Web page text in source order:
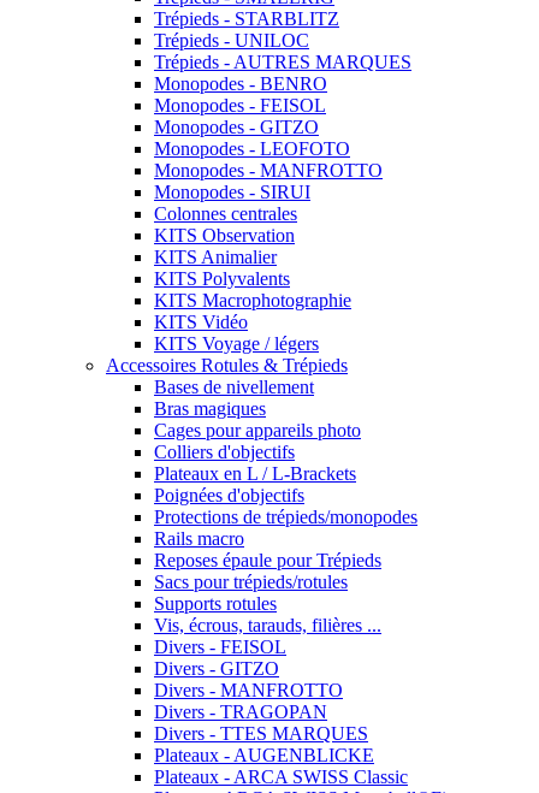
Trépieds - STARBLITZ
Trépieds - UNILOC
Trépieds - AUTRES MARQUES
Monopodes - BENRO
Monopodes - FEISOL
Monopodes - GITZO
Monopodes - LEOFOTO
Monopodes - MANFROTTO
Monopodes - SIRUI
Colonnes centrales
KITS Observation
KITS Animalier
KITS Polyvalents
KITS Macrophotographie
KITS Vidéo
KITS Voyage / légers
Accessoires Rotules & Trépieds
Bases de nivellement
Bras magiques
Cages pour appareils photo
Colliers d'objectifs
Plateaux en L / L-Brackets
Poignées d'objectifs
Protections de trépieds/monopodes
Rails macro
Reposes épaule pour Trépieds
Sacs pour trépieds/rotules
Supports rotules
Vis, écrous, tarauds, filières ...
Divers - FEISOL
Divers - GITZO
Divers - MANFROTTO
Divers - TRAGOPAN
Divers - TTES MARQUES
Plateaux - AUGENBLICKE
Plateaux - ARCA SWISS Classic